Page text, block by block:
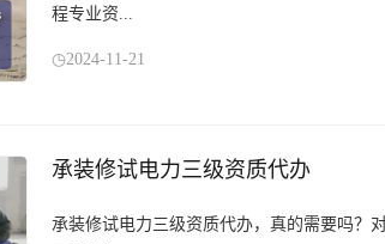
程专业资...
2024-11-21
承装修试电力三级资质代办
承装修试电力三级资质代办，真的需要吗？